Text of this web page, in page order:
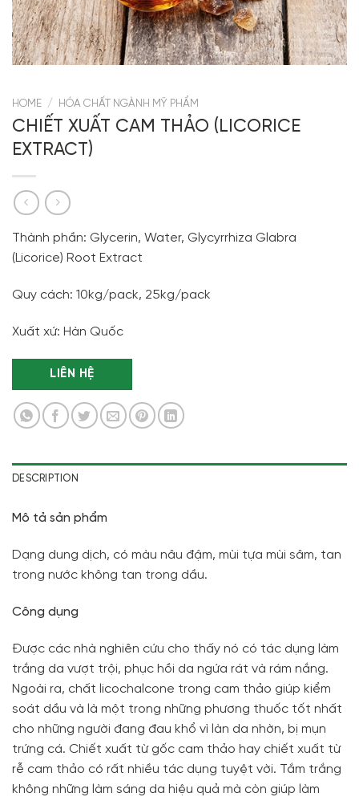
HOME / HÓA CHẤT NGÀNH MỸ PHẨM
CHIẾT XUẤT CAM THẢO (LICORICE
EXTRACT)
Thành phần: Glycerin, Water, Glycyrrhiza Glabra
(Licorice) Root Extract
Quy cách: 10kg/pack, 25kg/pack
Xuất xứ: Hàn Quốc
LIÊN HỆ
DESCRIPTION
Mô tả sản phẩm
Dạng dung dịch, có màu nâu đậm, mùi tựa mùi sâm, tan
trong nước không tan trong dầu.
Công dụng
Được các nhà nghiên cứu cho thấy nó có tác dụng làm
trắng da vượt trội, phục hồi da ngứa rát và rám nắng.
Ngoài ra, chất licochalcone trong cam thảo giúp kiểm
soát dầu và là một trong những phương thuốc tốt nhất
cho những người đang đau khổ vì làn da nhờn, bị mụn
trứng cá. Chiết xuất từ gốc cam thảo hay chiết xuất từ
rễ cam thảo có rất nhiều tác dụng tuyệt vời. Tắm trắng
không những làm sáng da hiệu quả mà còn giúp làm